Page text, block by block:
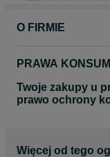
O FIRMIE
PRAWA
Twoje zakupy u
prawo ochrony
Więcej od tego